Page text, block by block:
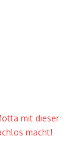
mit dieser
macht!